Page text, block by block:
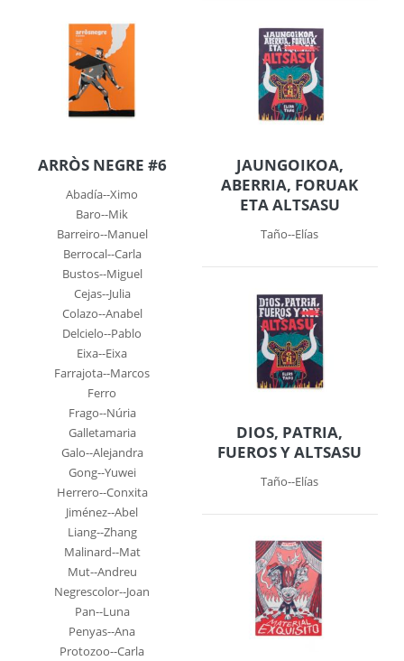
ARRÒS NEGRE #6
Abadía--Ximo
Baro--Mik
Barreiro--Manuel
Berrocal--Carla
Bustos--Miguel
Cejas--Julia
Colazo--Anabel
Delcielo--Pablo
Eixa--Eixa
Farrajota--Marcos
Ferro
Frago--Núria
Galletamaria
Galo--Alejandra
Gong--Yuwei
Herrero--Conxita
Jiménez--Abel
Liang--Zhang
Malinard--Mat
Mut--Andreu
Negrescolor--Joan
Pan--Luna
Penyas--Ana
Protozoo--Carla
JAUNGOIKOA,
ABERRIA, FORUAK
ETA ALTSASU
Taño--Elías
DIOS, PATRIA,
FUEROS Y ALTSASU
Taño--Elías